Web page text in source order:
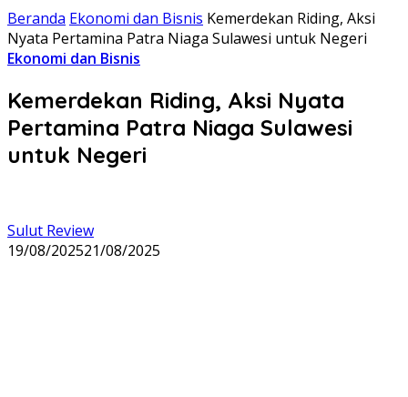
Beranda Ekonomi dan Bisnis Kemerdekan Riding, Aksi
Nyata Pertamina Patra Niaga Sulawesi untuk Negeri
Ekonomi dan Bisnis
Kemerdekan Riding, Aksi Nyata
Pertamina Patra Niaga Sulawesi
untuk Negeri
Sulut Review
19/08/202521/08/2025